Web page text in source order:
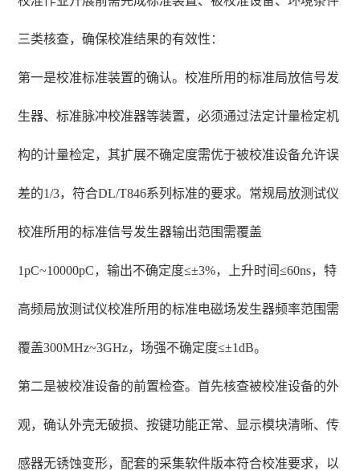
三类核查，确保校准结果的有效性：
第一是校准标准装置的确认。校准所用的标准局放信号发
生器、标准脉冲校准器等装置，必须通过法定计量检定机
构的计量检定，其扩展不确定度需优于被校准设备允许误
差的1/3，符合DL/T846系列标准的要求。常规局放测试仪
校准所用的标准信号发生器输出范围需覆盖
1pC~10000pC，输出不确定度≤±3%，上升时间≤60ns，特
高频局放测试仪校准所用的标准电磁场发生器频率范围需
覆盖300MHz~3GHz，场强不确定度≤±1dB。
第二是被校准设备的前置检查。首先核查被校准设备的外
观，确认外壳无破损、按键功能正常、显示模块清晰、传
感器无锈蚀变形，配套的采集软件版本符合校准要求，以